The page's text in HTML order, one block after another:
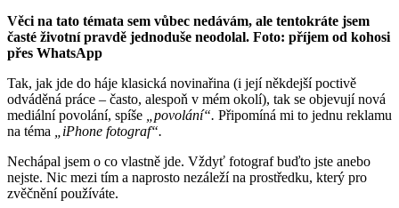
Věci na tato témata sem vůbec nedávám, ale tentokráte jsem
časté životní pravdě jednoduše neodolal. Foto: příjem od kohosi
přes WhatsApp
Tak, jak jde do háje klasická novinařina (i její někdejší poctivě
odváděná práce – často, alespoň v mém okolí), tak se objevují nová
mediální povolání, spíše
„povolání“. Připomíná mi to jednu reklamu
na téma
„iPhone fotograf“.
Nechápal jsem o co vlastně jde. Vždyť fotograf buďto jste anebo
nejste. Nic mezi tím a naprosto nezáleží na prostředku, který pro
zvěčnění používáte.